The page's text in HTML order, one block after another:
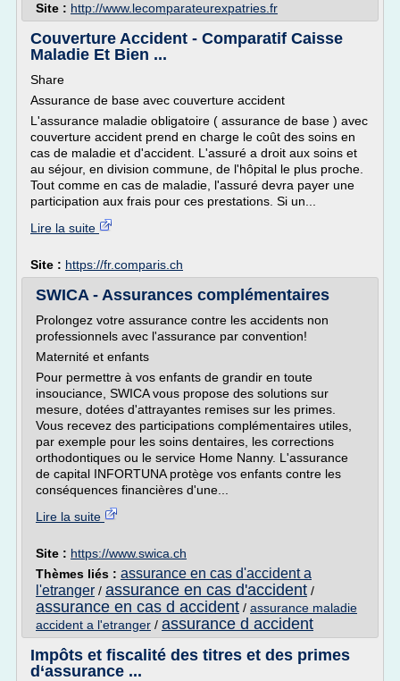
Site : http://www.lecomparateurexpatries.fr
Couverture Accident - Comparatif Caisse
Maladie Et Bien ...
Share
Assurance de base avec couverture accident
L'assurance maladie obligatoire ( assurance de base ) avec
couverture accident prend en charge le coût des soins en
cas de maladie et d'accident. L'assuré a droit aux soins et
au séjour, en division commune, de l'hôpital le plus proche.
Tout comme en cas de maladie, l'assuré devra payer une
participation aux frais pour ces prestations. Si un...
Lire la suite
Site : https://fr.comparis.ch
SWICA - Assurances complémentaires
Prolongez votre assurance contre les accidents non
professionnels avec l'assurance par convention!
Maternité et enfants
Pour permettre à vos enfants de grandir en toute
insouciance, SWICA vous propose des solutions sur
mesure, dotées d'attrayantes remises sur les primes.
Vous recevez des participations complémentaires utiles,
par exemple pour les soins dentaires, les corrections
orthodontiques ou le service Home Nanny. L'assurance
de capital INFORTUNA protège vos enfants contre les
conséquences financières d'une...
Lire la suite
Site : https://www.swica.ch
Thèmes liés : assurance en cas d'accident a
l'etranger / assurance en cas d'accident /
assurance en cas d accident / assurance maladie
accident a l'etranger / assurance d accident
Impôts et fiscalité des titres et des primes
d‘assurance ...